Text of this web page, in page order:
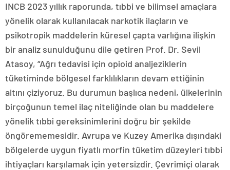
INCB 2023 yıllık raporunda, tıbbi ve bilimsel amaçlara
yönelik olarak kullanılacak narkotik ilaçların ve
psikotropik maddelerin küresel çapta varlığına ilişkin
bir analiz sunulduğunu dile getiren Prof. Dr. Sevil
Atasoy, “Ağrı tedavisi için opioid analjeziklerin
tüketiminde bölgesel farklılıkların devam ettiğinin
altını çiziyoruz. Bu durumun başlıca nedeni, ülkelerinin
birçoğunun temel ilaç niteliğinde olan bu maddelere
yönelik tıbbi gereksinimlerini doğru bir şekilde
öngörememesidir. Avrupa ve Kuzey Amerika dışındaki
bölgelerde uygun fiyatlı morfin tüketim düzeyleri tıbbi
ihtiyaçları karşılamak için yetersizdir. Çevrimiçi olarak